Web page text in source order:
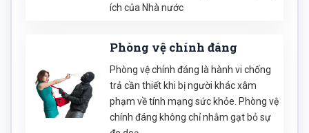
ích của Nhà nước
Phòng vệ chính đáng
Phòng vệ chính đáng là hành vi chống
trả cần thiết khi bị người khác xâm
phạm về tính mạng sức khỏe. Phòng vệ
chính đáng không chỉ nhằm gạt bỏ sự